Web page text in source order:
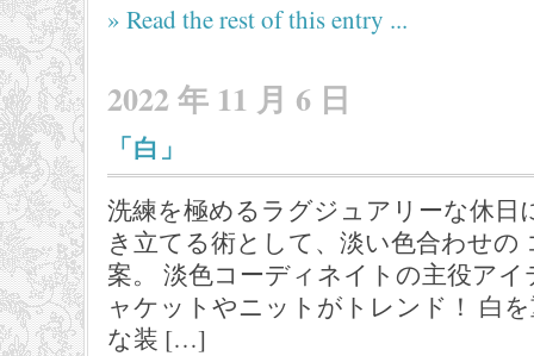
» Read the rest of this entry ...
2022 年 11 月 6 日
「白」
洗練を極めるラグジュアリーな休日
き立てる術として、淡い色合わせの
案。 淡色コーディネイトの主役ア
ャケットやニットがトレンド！ 白
な装 […]